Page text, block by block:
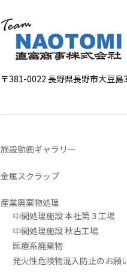
〒381-0022 長野県長野市大豆島
施設動画ギャラリー
金属スクラップ
産業廃棄物処理
中間処理施設 本社第３工場
中間処理施設 秋古工場
医療系廃棄物
発火性危険物混入防止のお願